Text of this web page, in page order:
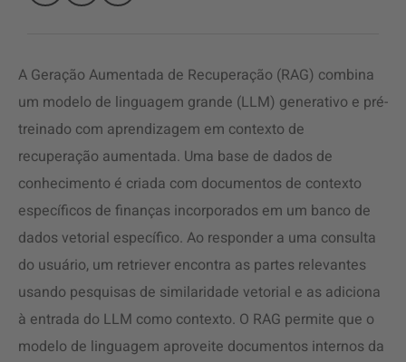
A Geração Aumentada de Recuperação (RAG) combina
um modelo de linguagem grande (LLM) generativo e pré-
treinado com aprendizagem em contexto de
recuperação aumentada. Uma base de dados de
conhecimento é criada com documentos de contexto
específicos de finanças incorporados em um banco de
dados vetorial específico. Ao responder a uma consulta
do usuário, um retriever encontra as partes relevantes
usando pesquisas de similaridade vetorial e as adiciona
à entrada do LLM como contexto. O RAG permite que o
modelo de linguagem aproveite documentos internos da